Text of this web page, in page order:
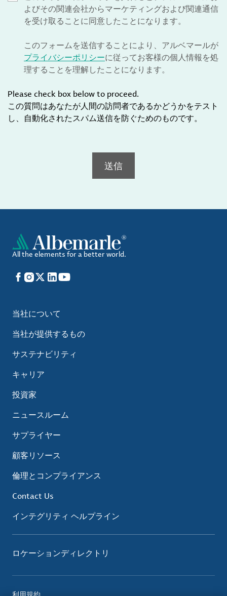
よびその関連会社からマーケティングおよび関連通信
を受け取ることに同意したことになります。
このフォームを送信することにより、アルベマールが
プライバシーポリシーに従ってお客様の個人情報を処
理することを理解したことになります。
Please check box below to proceed.
この質問はあなたが人間の訪問者であるかどうかをテスト
し、自動化されたスパム送信を防ぐためのものです。
送信
All the elements for a better world.
Facebook
Instagram
X LinkedIn
YouTube
当社について
当社が提供するもの
サステナビリティ
キャリア
投資家
ニュースルーム
サプライヤー
顧客リソース
倫理とコンプライアンス
Contact Us
インテグリティ ヘルプライン
ロケーションディレクトリ